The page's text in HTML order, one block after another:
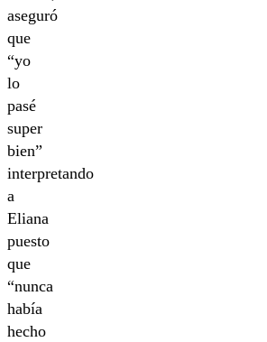
aseguró
que
“yo
lo
pasé
super
bien”
interpretando
a
Eliana
puesto
que
“nunca
había
hecho